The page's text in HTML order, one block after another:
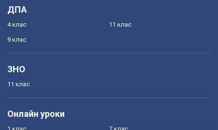
ДПА
4 клас
9 клас
11 клас
ЗНО
11 клас
Онлайн уроки